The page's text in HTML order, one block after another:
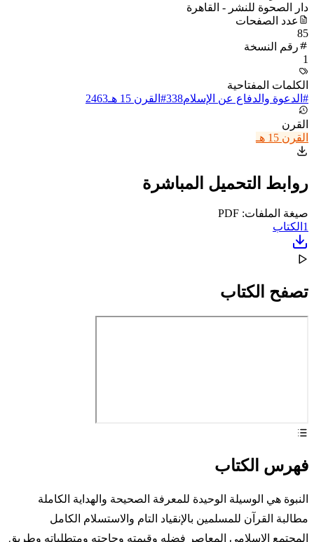
دار الصحوة للنشر - القاهرة
عدد الصفحات
85
رقم النسخة
1
الكلمات المفتاحية
# الدعوة والدفاع عن الإسلام338
# القرن 15 هـ 2463
القرن
القرن 15 هـ
روابط التحميل المباشرة
صيغة الملفات: PDF
1 الكتاب
تصفح الكتاب
فهرس الكتاب
النبوة هي الوسيلة الوحيدة للمعرفة الصحيحة والهداية الكاملة
مطالبة القرآن للمسلمين بالإنقياد التام والاستسلام الكامل
المجتمع الإسلامي المعاصر فضله وقيمته وحاجته ومتطلباته وطريق